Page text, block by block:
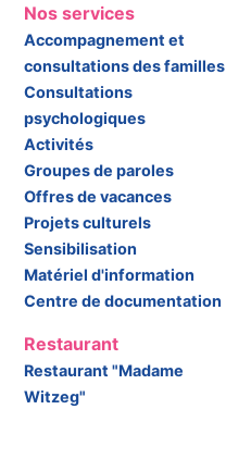
Nos services
Accompagnement et
consultations des familles
Consultations
psychologiques
Activités
Groupes de paroles
Offres de vacances
Projets culturels
Sensibilisation
Matériel d'information
Centre de documentation
Restaurant
Restaurant "Madame
Witzeg"